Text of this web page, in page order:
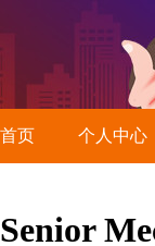
首页 个人中心